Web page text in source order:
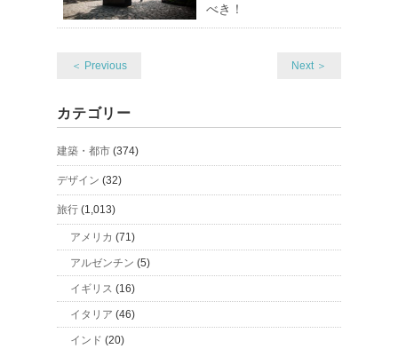
べき！
＜ Previous Next ＞
カテゴリー
建築・都市 (374)
デザイン (32)
旅行 (1,013)
アメリカ (71)
アルゼンチン (5)
イギリス (16)
イタリア (46)
インド (20)